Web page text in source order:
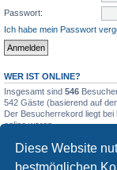
Diese Website
bestmöglichen
Passwort:
Ich habe mein Passwort
WER IST ONLINE?
Insgesamt sind 546
542 Gäste (basierend auf
Der Besucherrekord liegt bei
online waren.
STATISTIK
Beiträge insgesamt342542•